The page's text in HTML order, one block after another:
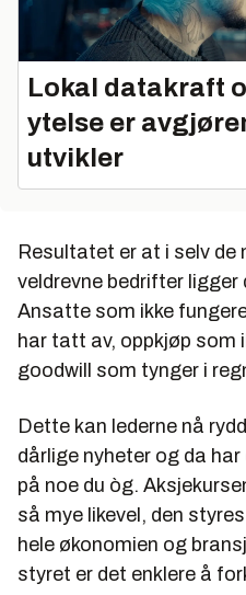
Lokal datakraft
ytelse er
utvikler
Resultatet er at i selv
veldrevne bedrifter ligger
Ansatte som ikke
har tatt av, oppkjøp som
goodwill som tynger i
Dette kan lederne nå
dårlige nyheter og da
på noe du òg.
så mye likevel, den
hele økonomien og
styret er det enklere å